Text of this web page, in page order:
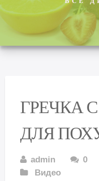
ГРЕЧКА
ДЛЯ
admin 0
Видео